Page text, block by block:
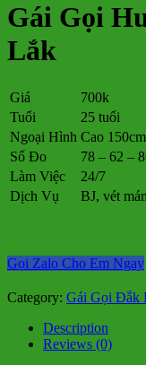
Gái Gọi
Lắk
Giá
700k
Tuổi
25 tuổi
Ngoại Hình Cao
Số Đo
78 – 62 –
Làm Việc
24/7
Dịch Vụ
BJ, vét
Gọi Zalo Cho Em Ngay
Category: Gái Gọi Đắk
Description
Reviews (0)